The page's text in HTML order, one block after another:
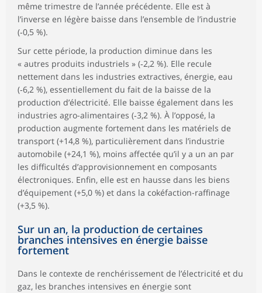
même trimestre de l’année précédente. Elle est à
l’inverse en légère baisse dans l’ensemble de l’industrie
(‑0,5 %).
Sur cette période, la production diminue dans les
« autres produits industriels » (‑2,2 %). Elle recule
nettement dans les industries extractives, énergie, eau
(‑6,2 %), essentiellement du fait de la baisse de la
production d’électricité. Elle baisse également dans les
industries agro-alimentaires (‑3,2 %). À l’opposé, la
production augmente fortement dans les matériels de
transport (+14,8 %), particulièrement dans l’industrie
automobile (+24,1 %), moins affectée qu’il y a un an par
les difficultés d’approvisionnement en composants
électroniques. Enfin, elle est en hausse dans les biens
d’équipement (+5,0 %) et dans la cokéfaction-raffinage
(+3,5 %).
Sur un an, la production de certaines
branches intensives en énergie baisse
fortement
Dans le contexte de renchérissement de l’électricité et du
gaz, les branches intensives en énergie sont